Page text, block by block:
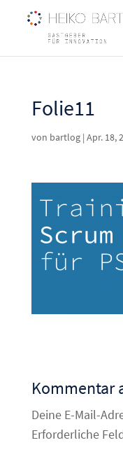
Folie11
von bartlog| Apr. 18,
Kommentar
Deine E-Mail-
Erforderliche